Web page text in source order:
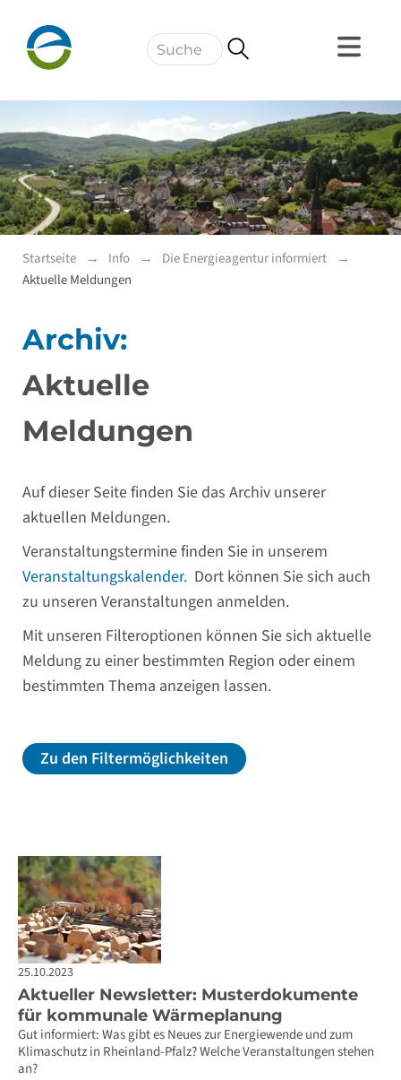
Navigation
Startseite Info
Die Energieagentur informiert
Aktuelle Meldungen
Archiv:
Aktuelle
Meldungen
Auf dieser Seite finden Sie das Archiv unserer
aktuellen Meldungen.
Veranstaltungstermine finden Sie in unserem
Veranstaltungskalender. Dort können Sie sich auch
zu unseren Veranstaltungen anmelden.
Mit unseren Filteroptionen können Sie sich aktuelle
Meldung zu einer bestimmten Region oder einem
bestimmten Thema anzeigen lassen.
Zu den Filtermöglichkeiten
25.10.2023
Aktueller Newsletter: Musterdokumente
für kommunale Wärmeplanung
Gut informiert: Was gibt es Neues zur Energiewende und zum
Klimaschutz in Rheinland-Pfalz? Welche Veranstaltungen stehen
an?